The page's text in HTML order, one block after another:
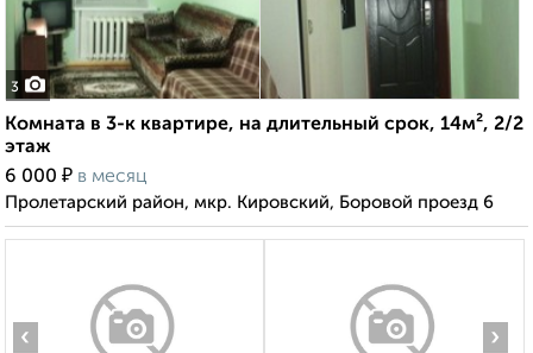
3
Комната в 3-к квартире, на длительный срок, 14м², 2/2
этаж
6 000 ₽ в месяц
Пролетарский район, мкр. Кировский, Боровой проезд 6
‹ ›